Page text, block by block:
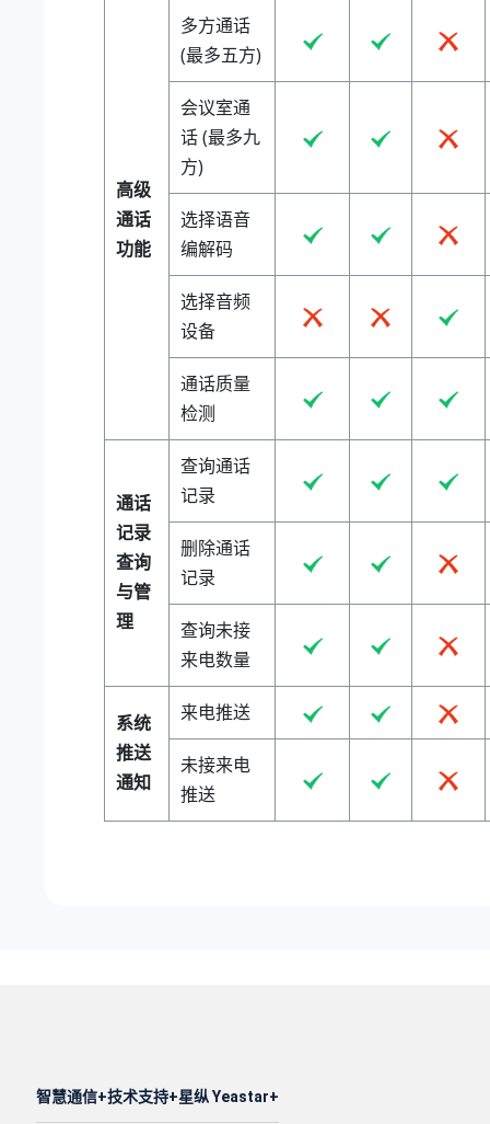
高级
通话
功能
多方通话
(最多五方)
会议室通
话 (最多九
方)
选择语音
编解码
选择音频
设备
通话质量
检测
通话
记录
查询
与管
理
查询通话
记录
删除通话
记录
查询未接
来电数量
系统
推送
通知
来电推送
未接来电
推送
智慧通信 技术支持 星纵 Yeastar